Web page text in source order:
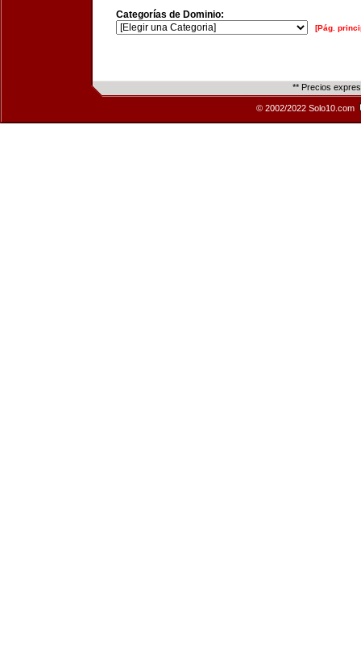
Categorías de Dominio:
[Pág.
** Precios
© 2002/2022 Solo10.com